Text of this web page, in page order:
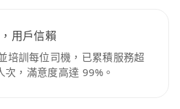
用戶信賴
培訓每位司機，已累積服務超
次，滿意度高達 99%。